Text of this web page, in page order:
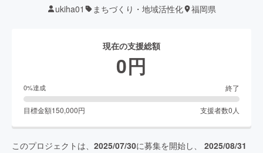
ukiha01 まちづくり・地域活性化 福岡県
現在の支援総額
0円
0%達成 終了
目標金額150,000円 支援者数0 人
このプロジェクトは、 2025/07/30に募集を開始し、 2025/08/31